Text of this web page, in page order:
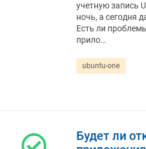
учетную запись
ночь, а сегодня
Есть ли
прило…
ubuntu-one
Будет ли